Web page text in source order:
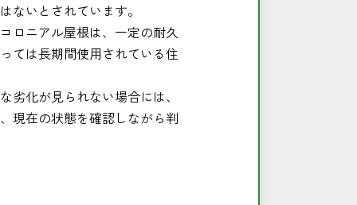
ないとされています。
ロニアル屋根は、一定の耐久
ては長期間使用されている住
劣化が見られない場合には、
現在の状態を確認しながら判